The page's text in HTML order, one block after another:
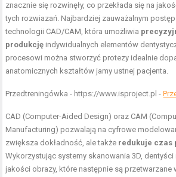
znacznie się rozwinęły, co przekłada się na
tych rozwiazań. Najbardziej zauważalnym
technologii CAD/CAM, która umożliwia
produkcję indywidualnych elementów
procesowi można stworzyć protezy idealnie
anatomicznych kształtów jamy ustnej pacjenta.
Przedtreningówka - https://www.isproject.pl -
CAD (Computer-Aided Design) oraz CAM
Manufacturing) pozwalają na cyfrowe
zwiększa dokładność, ale także redukuje czas
Wykorzystując systemy skanowania 3D,
jakości obrazy, które następnie są przetwarzane